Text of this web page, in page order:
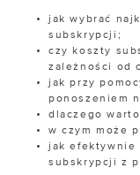
jak wybrać
subskrypcji;
czy koszty
zależności od
jak przy
ponoszeniem
dlaczego
w czym może
jak efektywnie
subskrypcji z